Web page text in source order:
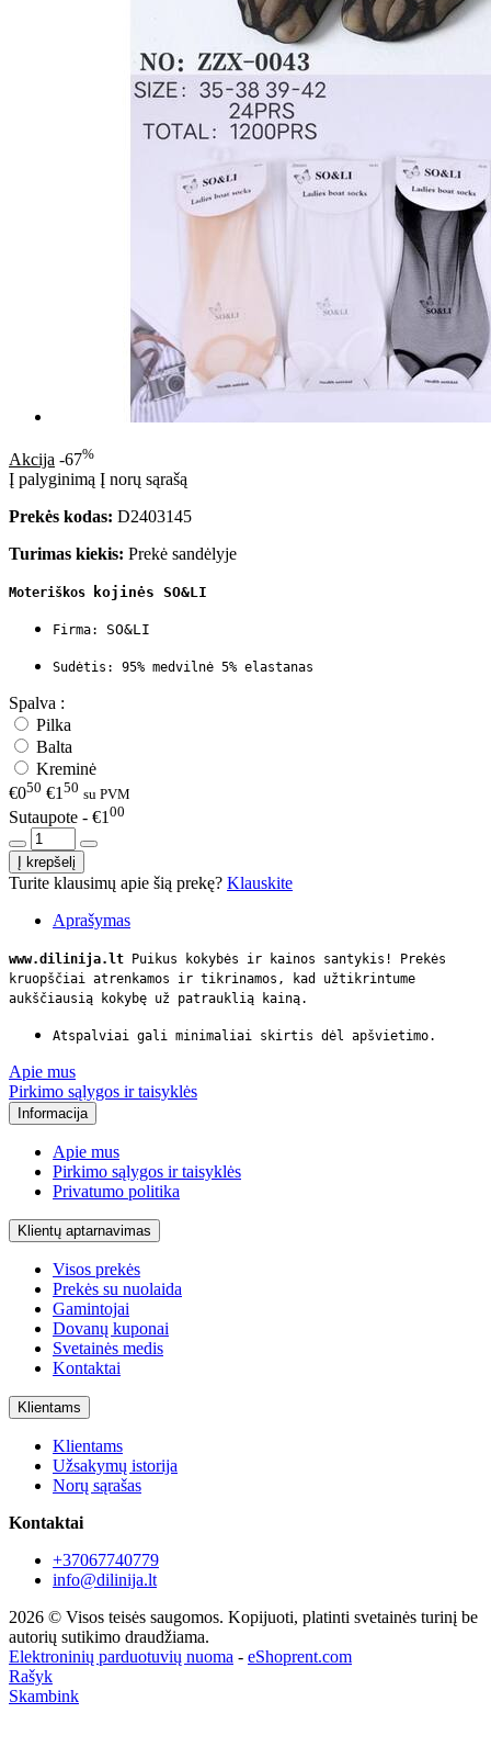
Akcija -67%
Į palyginimą Į norų sąrašą
Prekės kodas: D2403145
Turimas kiekis: Prekė sandėlyje
Moteriškos kojinės SO&LI
Firma: SO&LI
Sudėtis: 95% medvilnė 5% elastanas
Spalva :
Pilka
Balta
Kreminė
€050 €1 50 su PVM
Sutaupote - €1 00
Turite klausimų apie šią prekę? Klauskite
Aprašymas
www.dilinija.lt Puikus kokybės ir kainos santykis! Prekės
kruopščiai atrenkamos ir tikrinamos, kad užtikrintume
aukščiausią kokybę už patrauklią kainą.
Atspalviai gali minimaliai skirtis dėl apšvietimo.
Apie mus
Pirkimo sąlygos ir taisyklės
Informacija
Apie mus
Pirkimo sąlygos ir taisyklės
Privatumo politika
Klientų aptarnavimas
Visos prekės
Prekės su nuolaida
Gamintojai
Dovanų kuponai
Svetainės medis
Kontaktai
Klientams
Klientams
Užsakymų istorija
Norų sąrašas
Kontaktai
+37067740779
info@dilinija.lt
2026 © Visos teisės saugomos. Kopijuoti, platinti svetainės turinį be
autorių sutikimo draudžiama.
Elektroninių parduotuvių nuoma - eShoprent.com
Rašyk
Skambink